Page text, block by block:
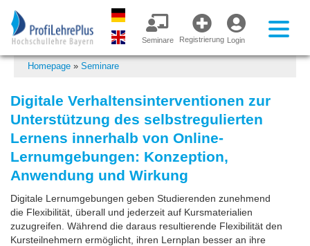
Login
Registrierung
Seminare
Homepage » Seminare
Digitale Verhaltensinterventionen zur
Unterstützung des selbstregulierten
Lernens innerhalb von Online-
Lernumgebungen: Konzeption,
Anwendung und Wirkung
Digitale Lernumgebungen geben Studierenden zunehmend
die Flexibilität, überall und jederzeit auf Kursmaterialien
zuzugreifen. Während die daraus resultierende Flexibilität den
Kursteilnehmern ermöglicht, ihren Lernplan besser an ihre